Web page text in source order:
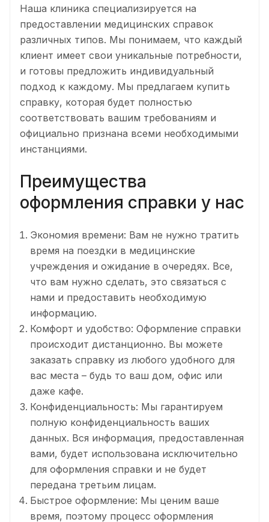
Наша клиника специализируется на
предоставлении медицинских справок
различных типов. Мы понимаем, что каждый
клиент имеет свои уникальные потребности,
и готовы предложить индивидуальный
подход к каждому. Мы предлагаем купить
справку, которая будет полностью
соответствовать вашим требованиям и
официально признана всеми необходимыми
инстанциями.
Преимущества
оформления справки у нас
Экономия времени: Вам не нужно тратить
время на поездки в медицинские
учреждения и ожидание в очередях. Все,
что вам нужно сделать, это связаться с
нами и предоставить необходимую
информацию.
Комфорт и удобство: Оформление справки
происходит дистанционно. Вы можете
заказать справку из любого удобного для
вас места – будь то ваш дом, офис или
даже кафе.
Конфиденциальность: Мы гарантируем
полную конфиденциальность ваших
данных. Вся информация, предоставленная
вами, будет использована исключительно
для оформления справки и не будет
передана третьим лицам.
Быстрое оформление: Мы ценим ваше
время, поэтому процесс оформления